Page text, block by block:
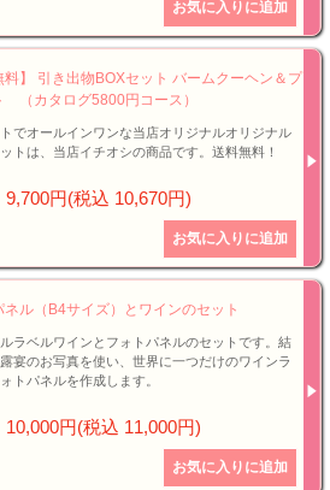
料】 引き出物BOXセット バームクーヘン＆プ
（カタログ5800円コース）
でオールインワンな当店オリジナルオリジナル
トは、当店イチオシの商品です。送料無料！
9,700円(税込 10,670円)
ネル（B4サイズ）とワインのセット
ラベルワインとフォトパネルのセットです。結
宴のお写真を使い、世界に一つだけのワインラ
トパネルを作成します。
10,000円(税込 11,000円)